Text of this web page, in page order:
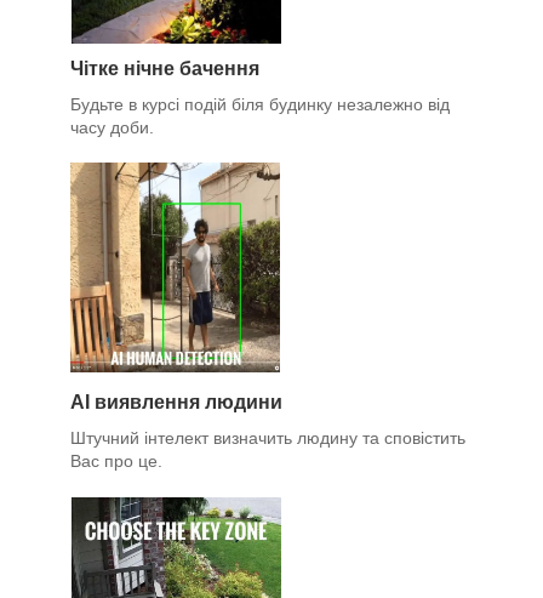
Чітке нічне бачення
Будьте в курсі подій біля будинку незалежно від
часу доби.
AI виявлення людини
Штучний інтелект визначить людину та сповістить
Вас про це.